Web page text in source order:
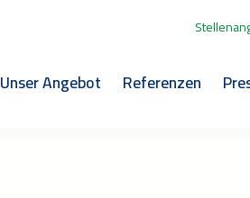
Unser Angebot Referenzen